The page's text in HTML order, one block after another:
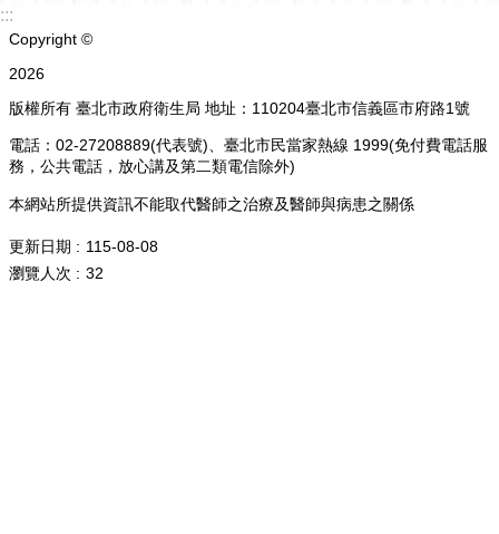
:::
Copyright ©
2026
版權所有 臺北市政府衛生局 地址：110204臺北市信義區市府路1號
電話：02-27208889(代表號)、臺北市民當家熱線 1999(免付費電話服
務，公共電話，放心講及第二類電信除外)
本網站所提供資訊不能取代醫師之治療及醫師與病患之關係
更新日期
115-08-08
瀏覽人次
32